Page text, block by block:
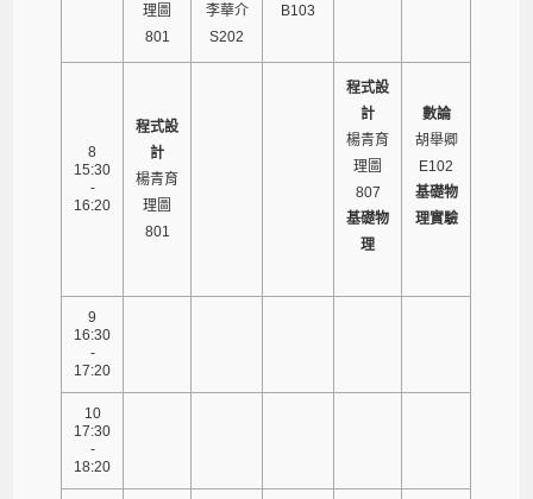
理圖
801
李華介
S202
B103
8
15:30
-
16:20
程式設
計
楊青育
理圖
801
程式設
計
楊青育
理圖
807
基礎物
理
數論
胡舉卿
E102
基礎物
理實驗
9
16:30
-
17:20
10
17:30
-
18:20